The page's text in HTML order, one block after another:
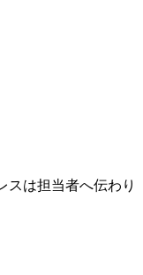
スは担当者へ伝わり